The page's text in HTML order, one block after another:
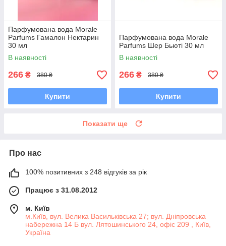
Парфумована вода Morale
Parfums Гамалон Нектарин
30 мл
В наявності
266 ₴ 380 ₴
Купити
Парфумована вода Morale
Parfums Шер Бьюті 30 мл
В наявності
266 ₴ 380 ₴
Купити
Показати ще
Про нас
100% позитивних з 248 відгуків за рік
Працює з 31.08.2012
м. Київ
м.Київ, вул. Велика Васильківська 27; вул. Дніпровська
набережна 14 Б вул. Лятошинського 24, офіс 209 , Київ,
Україна